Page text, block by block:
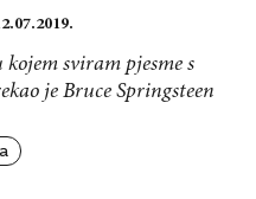
sviram pjesme s
je Bruce Springsteen